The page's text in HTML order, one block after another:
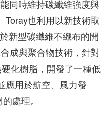
同時維持碳纖維強度與
也利用以新技術取
新型碳纖維不織布的開
成與聚合物技術，針對
化樹脂，開發了一種低
應用於航空、風力發
處理。